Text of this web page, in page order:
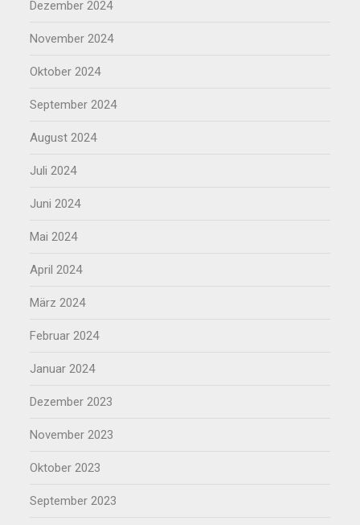
Dezember 2024
November 2024
Oktober 2024
September 2024
August 2024
Juli 2024
Juni 2024
Mai 2024
April 2024
März 2024
Februar 2024
Januar 2024
Dezember 2023
November 2023
Oktober 2023
September 2023